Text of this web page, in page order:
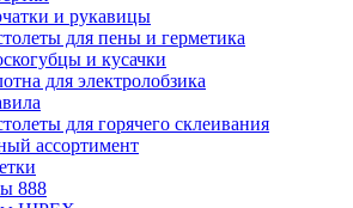
и рукавицы
для пены и герметика
и кусачки
для электролобзика
для горячего склеивания
ассортимент
888